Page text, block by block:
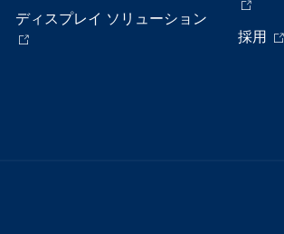
ディスプレイ ソリューション
採用